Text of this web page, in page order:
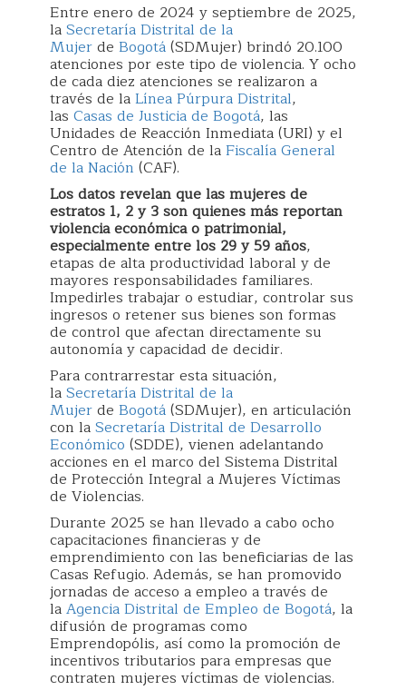
Entre enero de 2024 y septiembre de 2025,
laSecretaría Distrital de la
Mujerde Bogotá(SDMujer) brindó 20.100
atenciones por este tipo de violencia. Y ocho
de cada diez atenciones se realizaron a
través de laLínea Púrpura Distrital,
las Casas de Justicia de Bogotá, las
Unidades de Reacción Inmediata (URI) y el
Centro de Atención de laFiscalía General
de la Nación (CAF).
Los datos revelan que las mujeres de
estratos 1, 2 y 3 son quienes más reportan
violencia económica o patrimonial,
especialmente entre los 29 y 59 años,
etapas de alta productividad laboral y de
mayores responsabilidades familiares.
Impedirles trabajar o estudiar, controlar sus
ingresos o retener sus bienes son formas
de control que afectan directamente su
autonomía y capacidad de decidir.
Para contrarrestar esta situación,
laSecretaría Distrital de la
Mujerde Bogotá(SDMujer), en articulación
con laSecretaría Distrital de Desarrollo
Económico (SDDE), vienen adelantando
acciones en el marco del Sistema Distrital
de Protección Integral a Mujeres Víctimas
de Violencias.
Durante 2025 se han llevado a cabo ocho
capacitaciones financieras y de
emprendimiento con las beneficiarias de las
Casas Refugio. Además, se han promovido
jornadas de acceso a empleo a través de
laAgencia Distrital de Empleo de Bogotá, la
difusión de programas como
Emprendopólis, así como la promoción de
incentivos tributarios para empresas que
contraten mujeres víctimas de violencias.